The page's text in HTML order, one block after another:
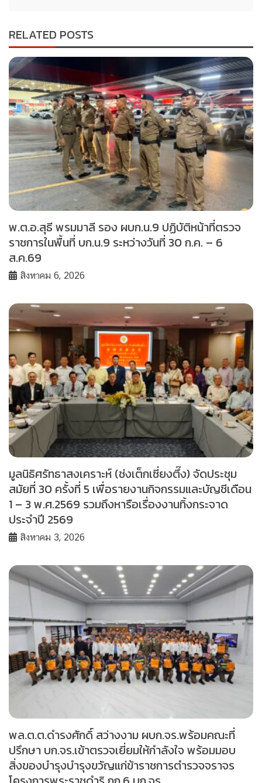
RELATED POSTS
พ.ต.อ.สุธี พรมมาลี รอง ผบก.น.9 ปฏิบัติหน้าที่ตรวจ
ราชการในพื้นที่ บก.น.9 ระหว่างวันที่ 30 ก.ค. – 6
ส.ค.69
สิงหาคม 6, 2026
มูลนิธิศรัทธาสงเคราะห์ (ช่งเต็กเซี่ยงตึ๊ง) จัดประชุม
สมัยที่ 30 ครั้งที่ 5 เพื่อรายงานกิจกรรมและบัญชีเดือน
1 – 3 พ.ศ.2569 รวมถึงหารือเรื่องงานทิ้งกระจาด
ประจำปี 2569
สิงหาคม 3, 2026
พล.ต.ต.ดำรงศักดิ์ สว่างงาม ผบก.จร.พร้อมคณะที่
ปรึกษา บก.จร.เข้าตรวจเยี่ยมให้กำลังใจ พร้อมมอบ
สิ่งของบำรุงบำรุงขวัญแก่ข้าราชการตำรวจจราจร